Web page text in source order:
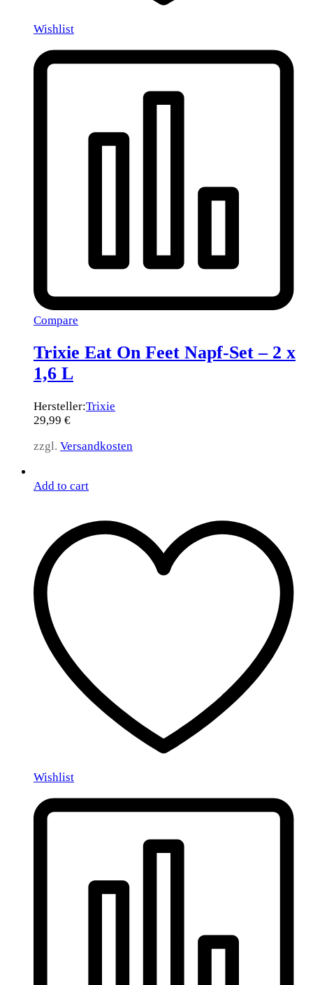
Wishlist
Compare
Trixie Eat On Feet Napf-Set – 2 x
1,6 L
Hersteller:Trixie
29,99 €
zzgl. Versandkosten
Add to cart
Wishlist